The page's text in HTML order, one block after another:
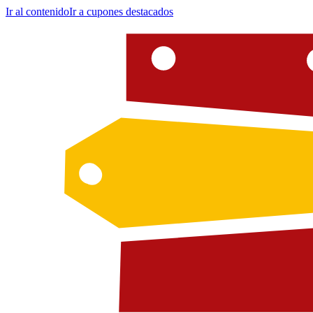
Ir al contenidoIr a cupones destacados